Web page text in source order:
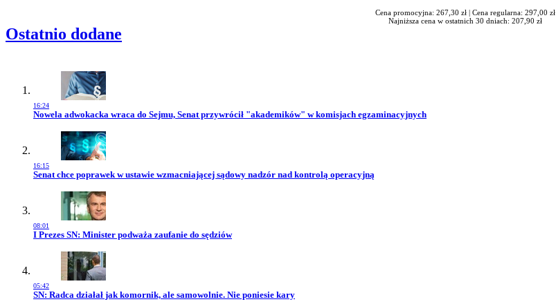
Cena promocyjna: 267,30 zł | Cena regularna: 297,00 zł
Najniższa cena w ostatnich 30 dniach: 207,90 zł
Ostatnio dodane
16:24
Przejdź do artykułu:
Nowela adwokacka wraca do Sejmu, Senat przywrócił "akademików" w komisjach egzaminacyjnych
16:15
Przejdź do artykułu:
Senat chce poprawek w ustawie wzmacniającej sądowy nadzór nad kontrolą operacyjną
08:01
Przejdź do artykułu:
I Prezes SN: Minister podważa zaufanie do sędziów
05:42
Przejdź do artykułu:
SN: Radca działał jak komornik, ale samowolnie. Nie poniesie kary